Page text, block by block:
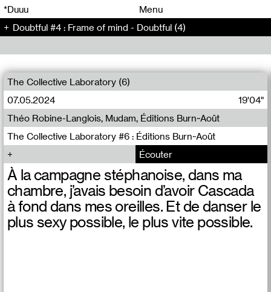
*Duuu
Menu
Doubtful #4 : Frame of mind - Doubtful (4)
The Collective Laboratory (6)
07.05.2024
19'04"
The Collective Laboratory #6 : Éditions Burn~Août
Théo Robine-Langlois, Mudam, Éditions Burn~Août
Écouter
À la campagne stéphanoise, dans ma
chambre, j’avais besoin d’avoir Cascada
à fond dans mes oreilles. Et de danser le
plus sexy possible, le plus vite possible.
00 00
00 00